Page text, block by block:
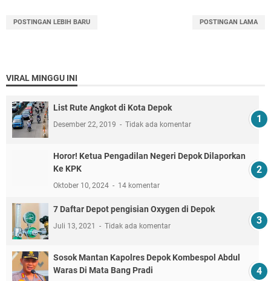
POSTINGAN LEBIH BARU POSTINGAN LAMA
VIRAL MINGGU INI
List Rute Angkot di Kota Depok
Desember 22, 2019 Tidak ada komentar
Horor! Ketua Pengadilan Negeri Depok Dilaporkan
Ke KPK
Oktober 10, 2024 14 komentar
7 Daftar Depot pengisian Oxygen di Depok
Juli 13, 2021 Tidak ada komentar
Sosok Mantan Kapolres Depok Kombespol Abdul
Waras Di Mata Bang Pradi